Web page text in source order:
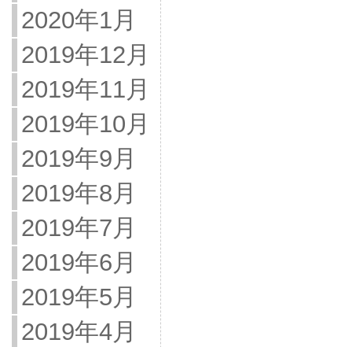
2020年1月
2019年12月
2019年11月
2019年10月
2019年9月
2019年8月
2019年7月
2019年6月
2019年5月
2019年4月